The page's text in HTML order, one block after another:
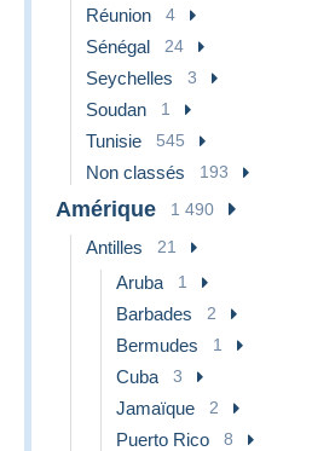
Réunion 4
Sénégal 24
Seychelles 3
Soudan 1
Tunisie 545
Non classés 193
Amérique 1 490
Antilles 21
Aruba 1
Barbades 2
Bermudes 1
Cuba 3
Jamaïque 2
Puerto Rico 8